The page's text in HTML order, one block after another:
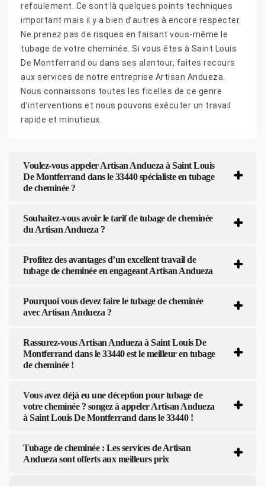
refoulement. Ce sont là quelques points techniques
important mais il y a bien d’autres à encore respecter.
Ne prenez pas de risques en faisant vous-même le
tubage de votre cheminée. Si vous êtes à Saint Louis
De Montferrand ou dans ses alentour, faites recours
aux services de notre entreprise Artisan Andueza.
Nous connaissons toutes les ficelles de ce genre
d’interventions et nous pouvons exécuter un travail
rapide et minutieux.
Voulez-vous appeler Artisan Andueza à Saint Louis
De Montferrand dans le 33440 spécialiste en tubage
de cheminée ?
Souhaitez-vous avoir le tarif de tubage de cheminée
du Artisan Andueza ?
Profitez des avantages d’un excellent travail de
tubage de cheminée en engageant Artisan Andueza
Pourquoi vous devez faire le tubage de cheminée
avec Artisan Andueza ?
Rassurez-vous Artisan Andueza à Saint Louis De
Montferrand dans le 33440 est le meilleur en tubage
de cheminée !
Vous avez déjà eu une déception pour tubage de
votre cheminée ? songez à appeler Artisan Andueza
à Saint Louis De Montferrand dans le 33440 !
Tubage de cheminée : Les services de Artisan
Andueza sont offerts aux meilleurs prix